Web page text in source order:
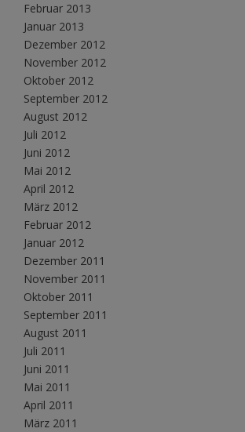
Februar 2013
Januar 2013
Dezember 2012
November 2012
Oktober 2012
September 2012
August 2012
Juli 2012
Juni 2012
Mai 2012
April 2012
März 2012
Februar 2012
Januar 2012
Dezember 2011
November 2011
Oktober 2011
September 2011
August 2011
Juli 2011
Juni 2011
Mai 2011
April 2011
März 2011